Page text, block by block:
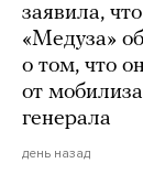
заявила,
«Медуза»
о том, что
от
генерала
день назад